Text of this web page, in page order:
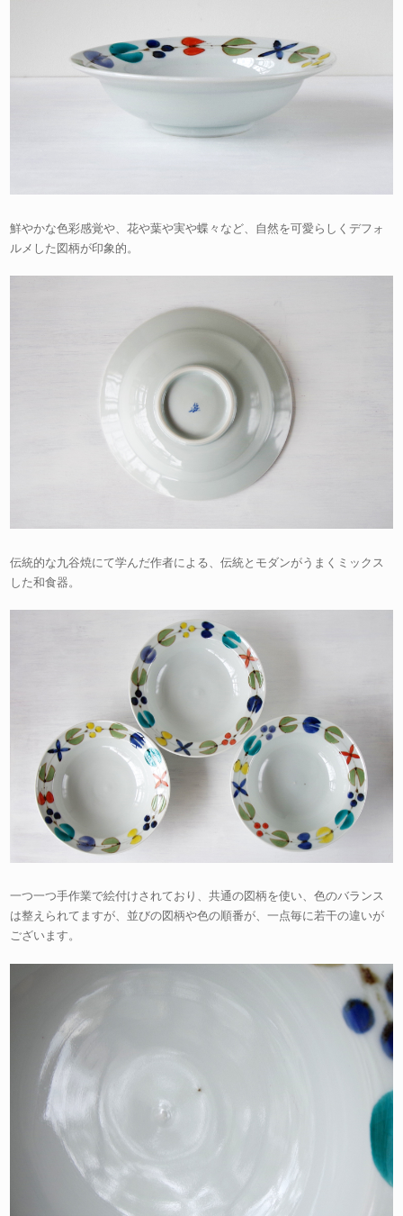
鮮やかな色彩感覚や、花や葉や実や蝶々など、自然を可愛らしくデフォ
ルメした図柄が印象的。
伝統的な九谷焼にて学んだ作者による、伝統とモダンがうまくミックス
した和食器。
一つ一つ手作業で絵付けされており、共通の図柄を使い、色のバランス
は整えられてますが、並びの図柄や色の順番が、一点毎に若干の違いが
ございます。